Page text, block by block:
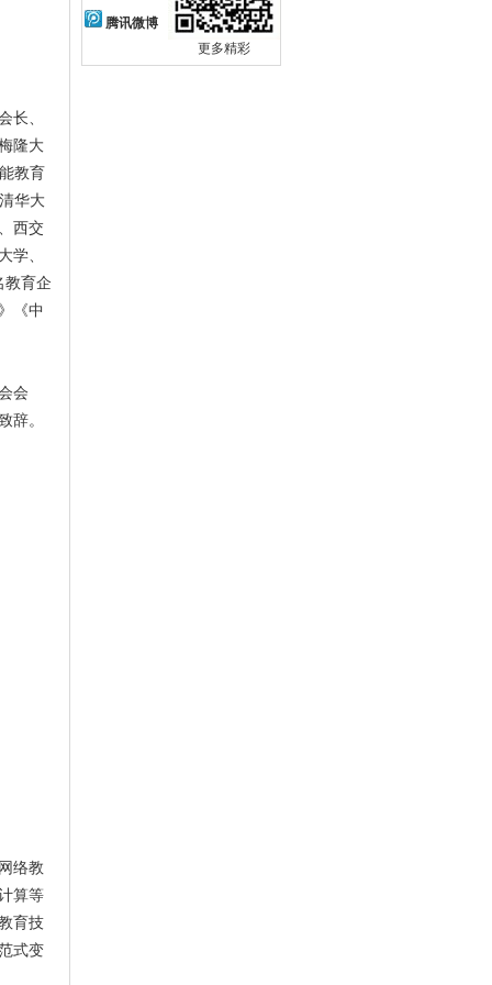
长、
隆大
教育
华大
西交
学、
教育企
《中
会
辞。
络教
算等
育技
式变
腾讯微博
更多精彩